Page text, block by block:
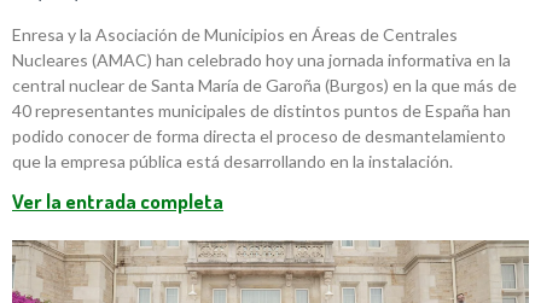
Enresa y la Asociación de Municipios en Áreas de Centrales
Nucleares (AMAC) han celebrado hoy una jornada informativa en la
central nuclear de Santa María de Garoña (Burgos) en la que más de
40 representantes municipales de distintos puntos de España han
podido conocer de forma directa el proceso de desmantelamiento
que la empresa pública está desarrollando en la instalación.
Ver la entrada completa